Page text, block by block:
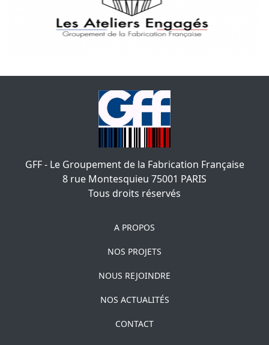
GFF - Le Groupement de la Fabrication Française
8 rue Montesquieu 75001 PARIS
Tous droits réservés
A PROPOS
NOS PROJETS
NOUS REJOINDRE
NOS ACTUALITÉS
CONTACT